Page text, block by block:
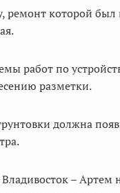
которой
работ по
разметки.
должна
– Артем